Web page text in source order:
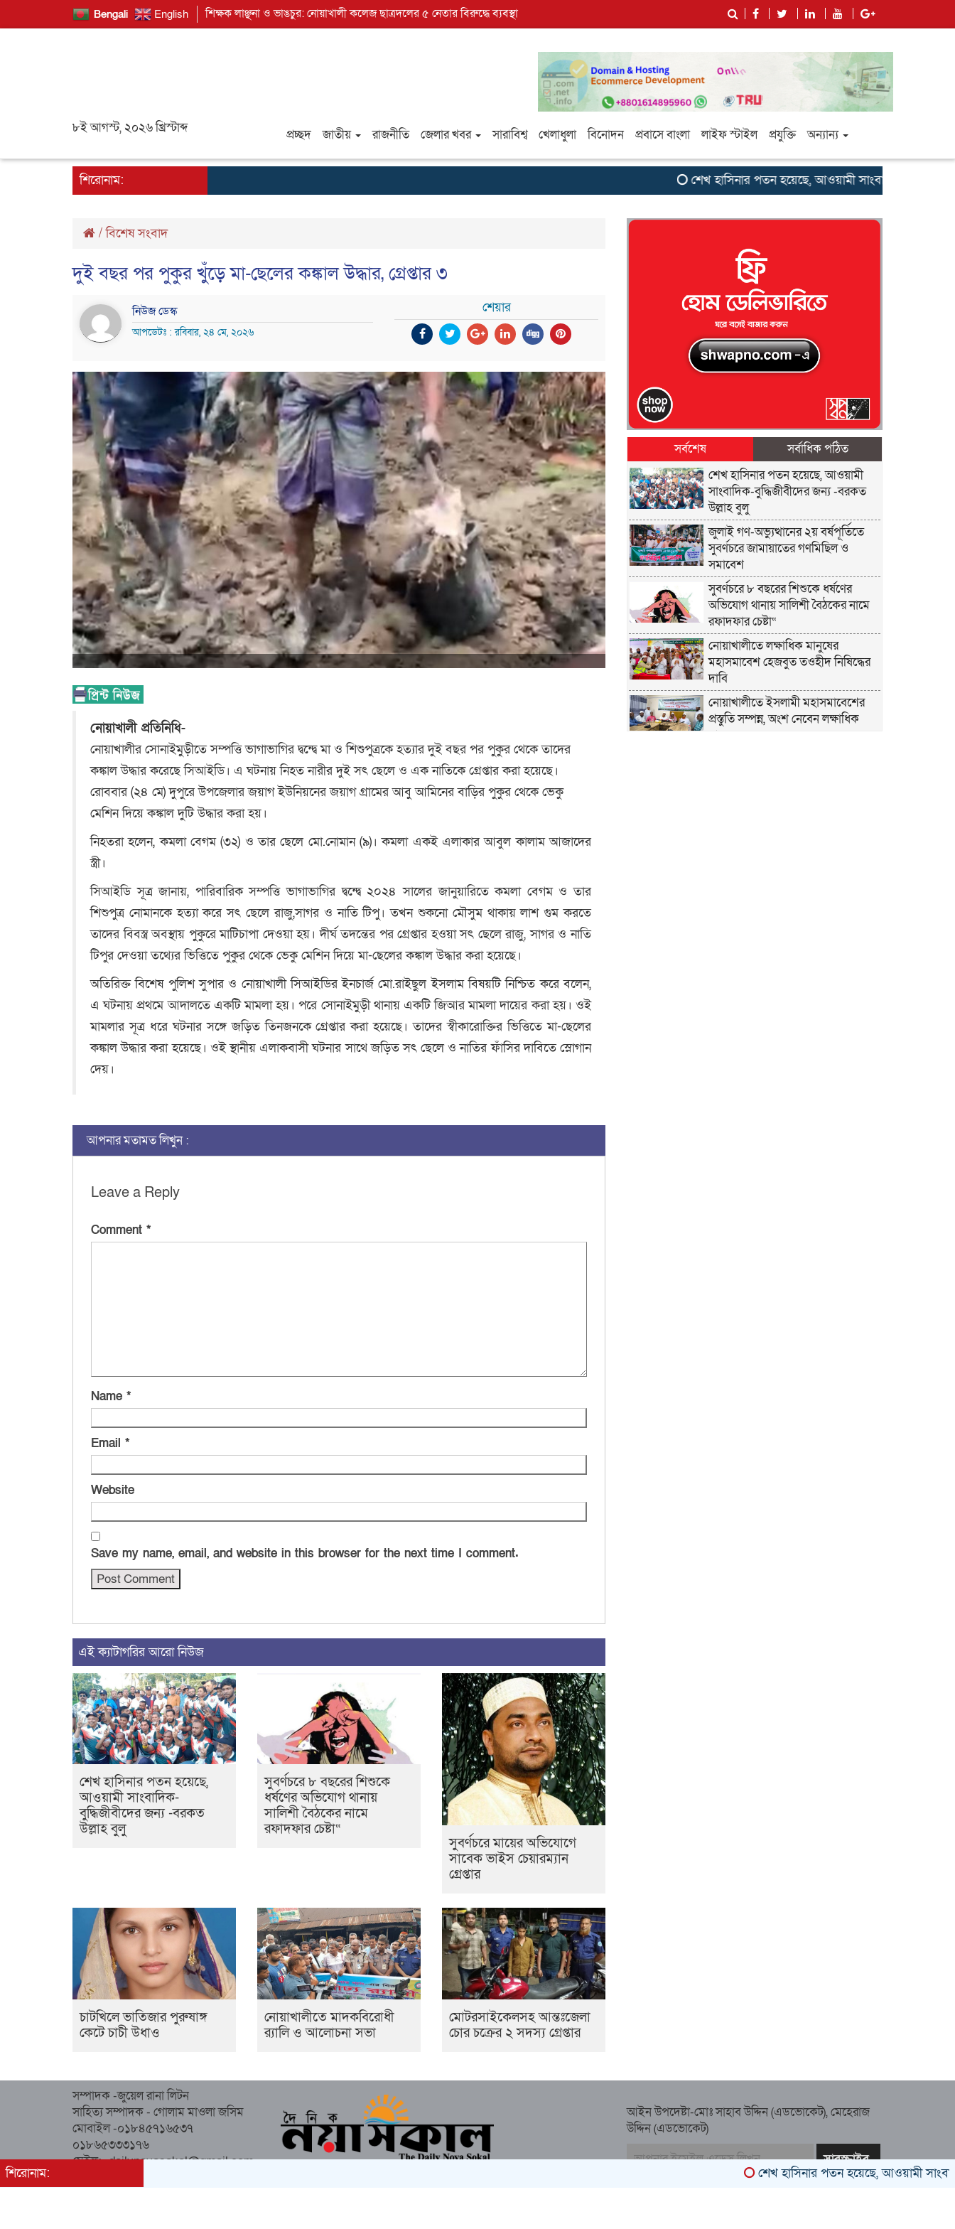
Bengali English শিক্ষক লাঞ্ছনা ও ভাঙচুর: নোয়াখালী কলেজ ছাত্রদলের ৫ নেতার বিরুদ্ধে ব্যবস্থা
৮ই আগস্ট, ২০২৬ খ্রিস্টাব্দ প্রচ্ছদ জাতীয় রাজনীতি জেলার খবর সারাবিশ্ব খেলাধুলা বিনোদন প্রবাসে বাংলা লাইফ স্টাইল প্রযুক্তি অন্যান্য
শিরোনাম: শেখ হাসিনার পতন হয়েছে, আওয়ামী সাংবাদিক-বুদ্ধিজীবীদের
/বিশেষ সংবাদ
দুই বছর পর পুকুর খুঁড়ে মা-ছেলের কঙ্কাল উদ্ধার, গ্রেপ্তার ৩
নিউজ ডেস্ক
আপডেটঃ : রবিবার, ২৪ মে, ২০২৬
শেয়ার
নোয়াখালী প্রতিনিধি-
নোয়াখালীর সোনাইমুড়ীতে সম্পত্তি ভাগাভাগির দ্বন্দ্বে মা ও শিশুপুত্রকে হত্যার দুই বছর পর পুকুর থেকে তাদের
কঙ্কাল উদ্ধার করেছে সিআইডি। এ ঘটনায় নিহত নারীর দুই সৎ ছেলে ও এক নাতিকে গ্রেপ্তার করা হয়েছে।
রোববার (২৪ মে) দুপুরে উপজেলার জয়াগ ইউনিয়নের জয়াগ গ্রামের আবু আমিনের বাড়ির পুকুর থেকে ভেকু
মেশিন দিয়ে কঙ্কাল দুটি উদ্ধার করা হয়।
নিহতরা হলেন, কমলা বেগম (৩২) ও তার ছেলে মো.নোমান (৯)। কমলা একই এলাকার আবুল কালাম আজাদের
স্ত্রী।
সিআইডি সূত্র জানায়, পারিবারিক সম্পত্তি ভাগাভাগির দ্বন্দ্বে ২০২৪ সালের জানুয়ারিতে কমলা বেগম ও তার
শিশুপুত্র নোমানকে হত্যা করে সৎ ছেলে রাজু,সাগর ও নাতি টিপু। তখন শুকনো মৌসুম থাকায় লাশ গুম করতে
তাদের বিবস্ত্র অবস্থায় পুকুরে মাটিচাপা দেওয়া হয়। দীর্ঘ তদন্তের পর গ্রেপ্তার হওয়া সৎ ছেলে রাজু, সাগর ও নাতি
টিপুর দেওয়া তথ্যের ভিত্তিতে পুকুর থেকে ভেকু মেশিন দিয়ে মা-ছেলের কঙ্কাল উদ্ধার করা হয়েছে।
অতিরিক্ত বিশেষ পুলিশ সুপার ও নোয়াখালী সিআইডির ইনচার্জ মো.রাইছুল ইসলাম বিষয়টি নিশ্চিত করে বলেন,
এ ঘটনায় প্রথমে আদালতে একটি মামলা হয়। পরে সোনাইমুড়ী থানায় একটি জিআর মামলা দায়ের করা হয়। ওই
মামলার সূত্র ধরে ঘটনার সঙ্গে জড়িত তিনজনকে গ্রেপ্তার করা হয়েছে। তাদের স্বীকারোক্তির ভিত্তিতে মা-ছেলের
কঙ্কাল উদ্ধার করা হয়েছে। ওই স্থানীয় এলাকবাসী ঘটনার সাথে জড়িত সৎ ছেলে ও নাতির ফাঁসির দাবিতে স্লোগান
দেয়।
আপনার মতামত লিখুন :
Leave a Reply
Comment *
Name *
Email *
Website
Save my name, email, and website in this browser for the next time I comment.
এই ক্যাটাগরির আরো নিউজ
শেখ হাসিনার পতন হয়েছে,
আওয়ামী সাংবাদিক-
বুদ্ধিজীবীদের জন্য -বরকত
উল্লাহ বুলু
সুবর্ণচরে ৮ বছরের শিশুকে
ধর্ষণের অভিযোগ থানায়
সালিশী বৈঠকের নামে
রফাদফার চেষ্টা“
সুবর্ণচরে মায়ের অভিযোগে
সাবেক ভাইস চেয়ারম্যান
গ্রেপ্তার
চাটখিলে ভাতিজার পুরুষাঙ্গ
কেটে চাচী উধাও
নোয়াখালীতে মাদকবিরোধী
র‍্যালি ও আলোচনা সভা
মোটরসাইকেলসহ আন্তঃজেলা
চোর চক্রের ২ সদস্য গ্রেপ্তার
সর্বশেষ
সর্বাধিক পঠিত
শেখ হাসিনার পতন হয়েছে, আওয়ামী
সাংবাদিক-বুদ্ধিজীবীদের জন্য -বরকত
উল্লাহ বুলু
জুলাই গণ-অভ্যুত্থানের ২য় বর্ষপূর্তিতে
সুবর্ণচরে জামায়াতের গণমিছিল ও
সমাবেশ
সুবর্ণচরে ৮ বছরের শিশুকে ধর্ষণের
অভিযোগ থানায় সালিশী বৈঠকের নামে
রফাদফার চেষ্টা“
নোয়াখালীতে লক্ষাধিক মানুষের
মহাসমাবেশ হেজবুত তওহীদ নিষিদ্ধের
দাবি
নোয়াখালীতে ইসলামী মহাসমাবেশের
প্রস্তুতি সম্পন্ন, অংশ নেবেন লক্ষাধিক
মানুষ
সম্পাদক -জুয়েল রানা লিটন
সাহিত্য সম্পাদক - গোলাম মাওলা জসিম
মোবাইল -০১৮৪৫৭১৬৫৩৭
০১৮৬৫৩৩৩১৭৬
মেইল:- dailynayasakal@gmail.com
আইন উপদেষ্টা-মোঃ সাহাব উদ্দিন (এডভোকেট), মেহেরাজ
উদ্দিন (এডভোকেট)
শিরোনাম: শেখ হাসিনার পতন হয়েছে, আওয়ামী সাংবাদিক-